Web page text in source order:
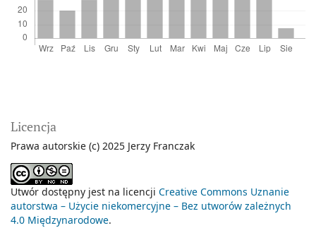
Licencja
Prawa autorskie (c) 2025 Jerzy Franczak
Utwór dostępny jest na licencji Creative Commons Uznanie
autorstwa – Użycie niekomercyjne – Bez utworów zależnych
4.0 Międzynarodowe.